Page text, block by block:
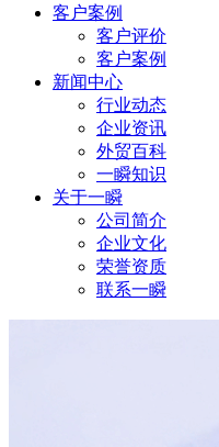
客户案例
客户评价
客户案例
新闻中心
行业动态
企业资讯
外贸百科
一瞬知识
关于一瞬
公司简介
企业文化
荣誉资质
联系一瞬